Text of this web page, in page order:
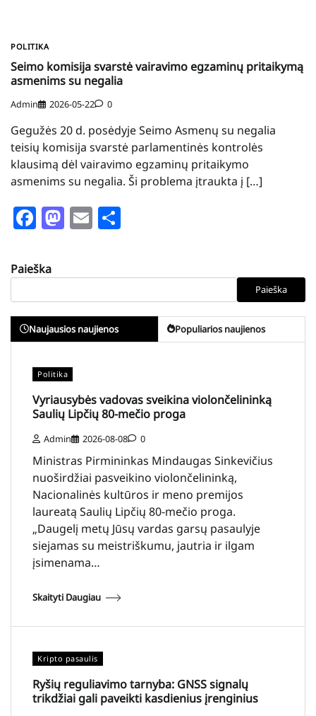
POLITIKA
Seimo komisija svarstė vairavimo egzaminų pritaikymą
asmenims su negalia
Admin 2026-05-22 0
Gegužės 20 d. posėdyje Seimo Asmenų su negalia
teisių komisija svarstė parlamentinės kontrolės
klausimą dėl vairavimo egzaminų pritaikymo
asmenims su negalia. Ši problema įtraukta į […]
Facebook
Mastodon
Email
Paieška
Paieška
Naujausios naujienos Populiarios naujienos
Politika
Vyriausybės vadovas sveikina violončelininką
Saulių Lipčių 80-mečio proga
Admin 2026-08-08 0
Ministras Pirmininkas Mindaugas Sinkevičius
nuoširdžiai pasveikino violončelininką,
Nacionalinės kultūros ir meno premijos
laureatą Saulių Lipčių 80-mečio proga.
„Daugelį metų Jūsų vardas garsų pasaulyje
siejamas su meistriškumu, jautria ir ilgam
įsimenama…
Skaityti Daugiau
Kripto pasaulis
Ryšių reguliavimo tarnyba: GNSS signalų
trikdžiai gali paveikti kasdienius įrenginius